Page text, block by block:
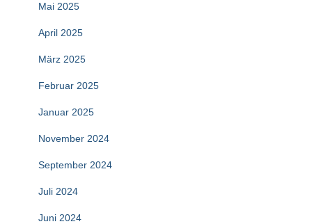
Mai 2025
April 2025
März 2025
Februar 2025
Januar 2025
November 2024
September 2024
Juli 2024
Juni 2024